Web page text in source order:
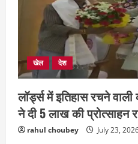
खेल देश
लॉर्ड्स में इतिहास रचने वाली
ने दी 5 लाख की प्रोत्साहन
rahul choubey July 23,
छत्तीसगढ़ राज्य
रायपुर में
करियर
August 5,